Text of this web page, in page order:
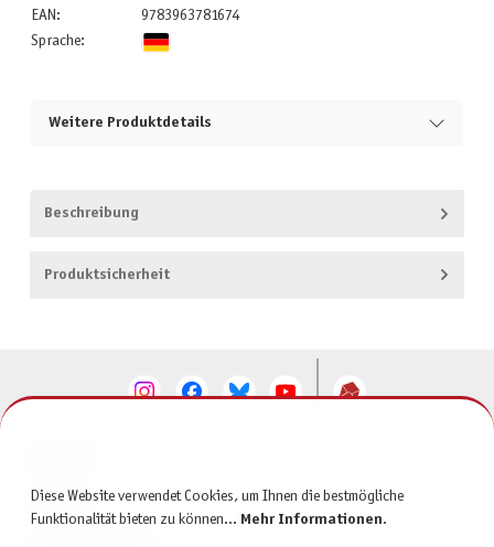
EAN:
9783963781674
Sprache:
Weitere Produktdetails
Beschreibung
Produktsicherheit
SERVICE
Diese Website verwendet Cookies, um Ihnen die bestmögliche
Funktionalität bieten zu können... Mehr Informationen.